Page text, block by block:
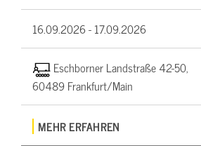
16.09.2026 -17.09.2026
Eschborner Landstraße 42-50,
60489 Frankfurt/Main
MEHR ERFAHREN